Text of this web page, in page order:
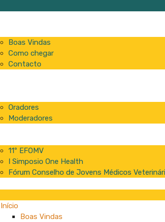
Boas Vindas
Como chegar
Contacto
Oradores
Moderadores
11º EFOMV
I Simposio One Health
Fórum Conselho de Jovens Médicos
Início
Boas Vindas